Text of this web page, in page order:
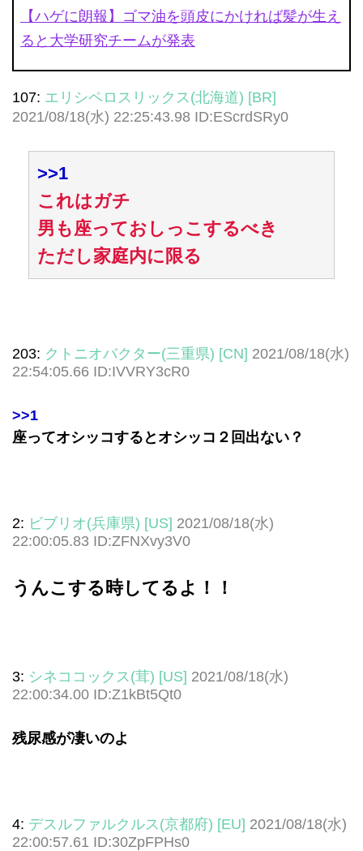
【ハゲに朗報】ゴマ油を頭皮にかければ髪が生え
ると大学研究チームが発表
107: エリシペロスリックス(北海道) [BR]
2021/08/18(水) 22:25:43.98 ID:EScrdSRy0
>>1
これはガチ
男も座っておしっこするべき
ただし家庭内に限る
203: クトニオバクター(三重県) [CN] 2021/08/18(水)
22:54:05.66 ID:IVVRY3cR0
>>1
座ってオシッコするとオシッコ２回出ない？
2: ビブリオ(兵庫県) [US] 2021/08/18(水)
22:00:05.83 ID:ZFNXvy3V0
うんこする時してるよ！！
3: シネココックス(茸) [US] 2021/08/18(水)
22:00:34.00 ID:Z1kBt5Qt0
残尿感が凄いのよ
4: デスルファルクルス(京都府) [EU] 2021/08/18(水)
22:00:57.61 ID:30ZpFPHs0